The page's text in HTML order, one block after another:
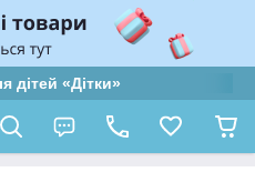
дітей «Дітки»